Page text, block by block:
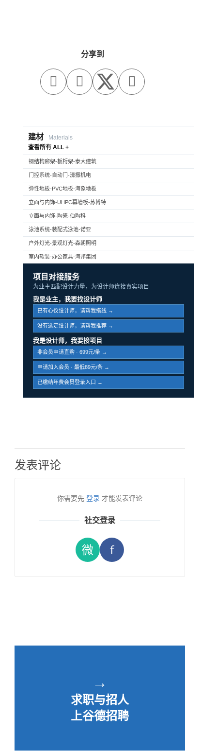
分享到
  
建材
Materials
查看所有 ALL +
钢结构廊架-板桁架-泰大建筑
门控系统-自动门-濠振机电
弹性地板-PVC地板-海象地板
立面与内饰-UHPC幕墙板-苏博特
立面与内饰-陶瓷-伯陶科
泳池系统-装配式泳池-诺亚
户外灯光-景观灯光-森朝照明
室内软装-办公家具-海邦集团
项目对接服务
为业主匹配设计力量，为设计师连接真实项目
我是业主，我要找设计师
已有心仪设计师，请帮我搭线 →
没有选定设计师，请帮我推荐 →
我是设计师，我要接项目
非会员申请直购 · 699元/条 →
申请加入会员 · 最低89元/条 →
已缴纳年费会员登录入口 →
发表评论
你需要先 登录 才能发表评论
社交登录
微 f
→
求职与招人
上谷德招聘